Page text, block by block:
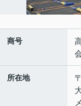
商号
所在地